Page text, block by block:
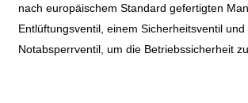
nach europäischem Standard gefertigten
Entlüftungsventil, einem Sicherheitsventil und
Notabsperrventil, um die Betriebssicherheit